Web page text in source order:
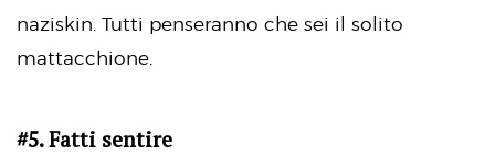
naziskin. Tutti penseranno che sei il solito
mattacchione.
#5. Fatti sentire